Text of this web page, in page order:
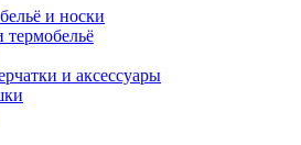
и носки
термобельё
и аксессуары